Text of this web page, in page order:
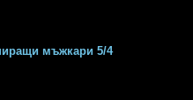
мъжкари 5/4